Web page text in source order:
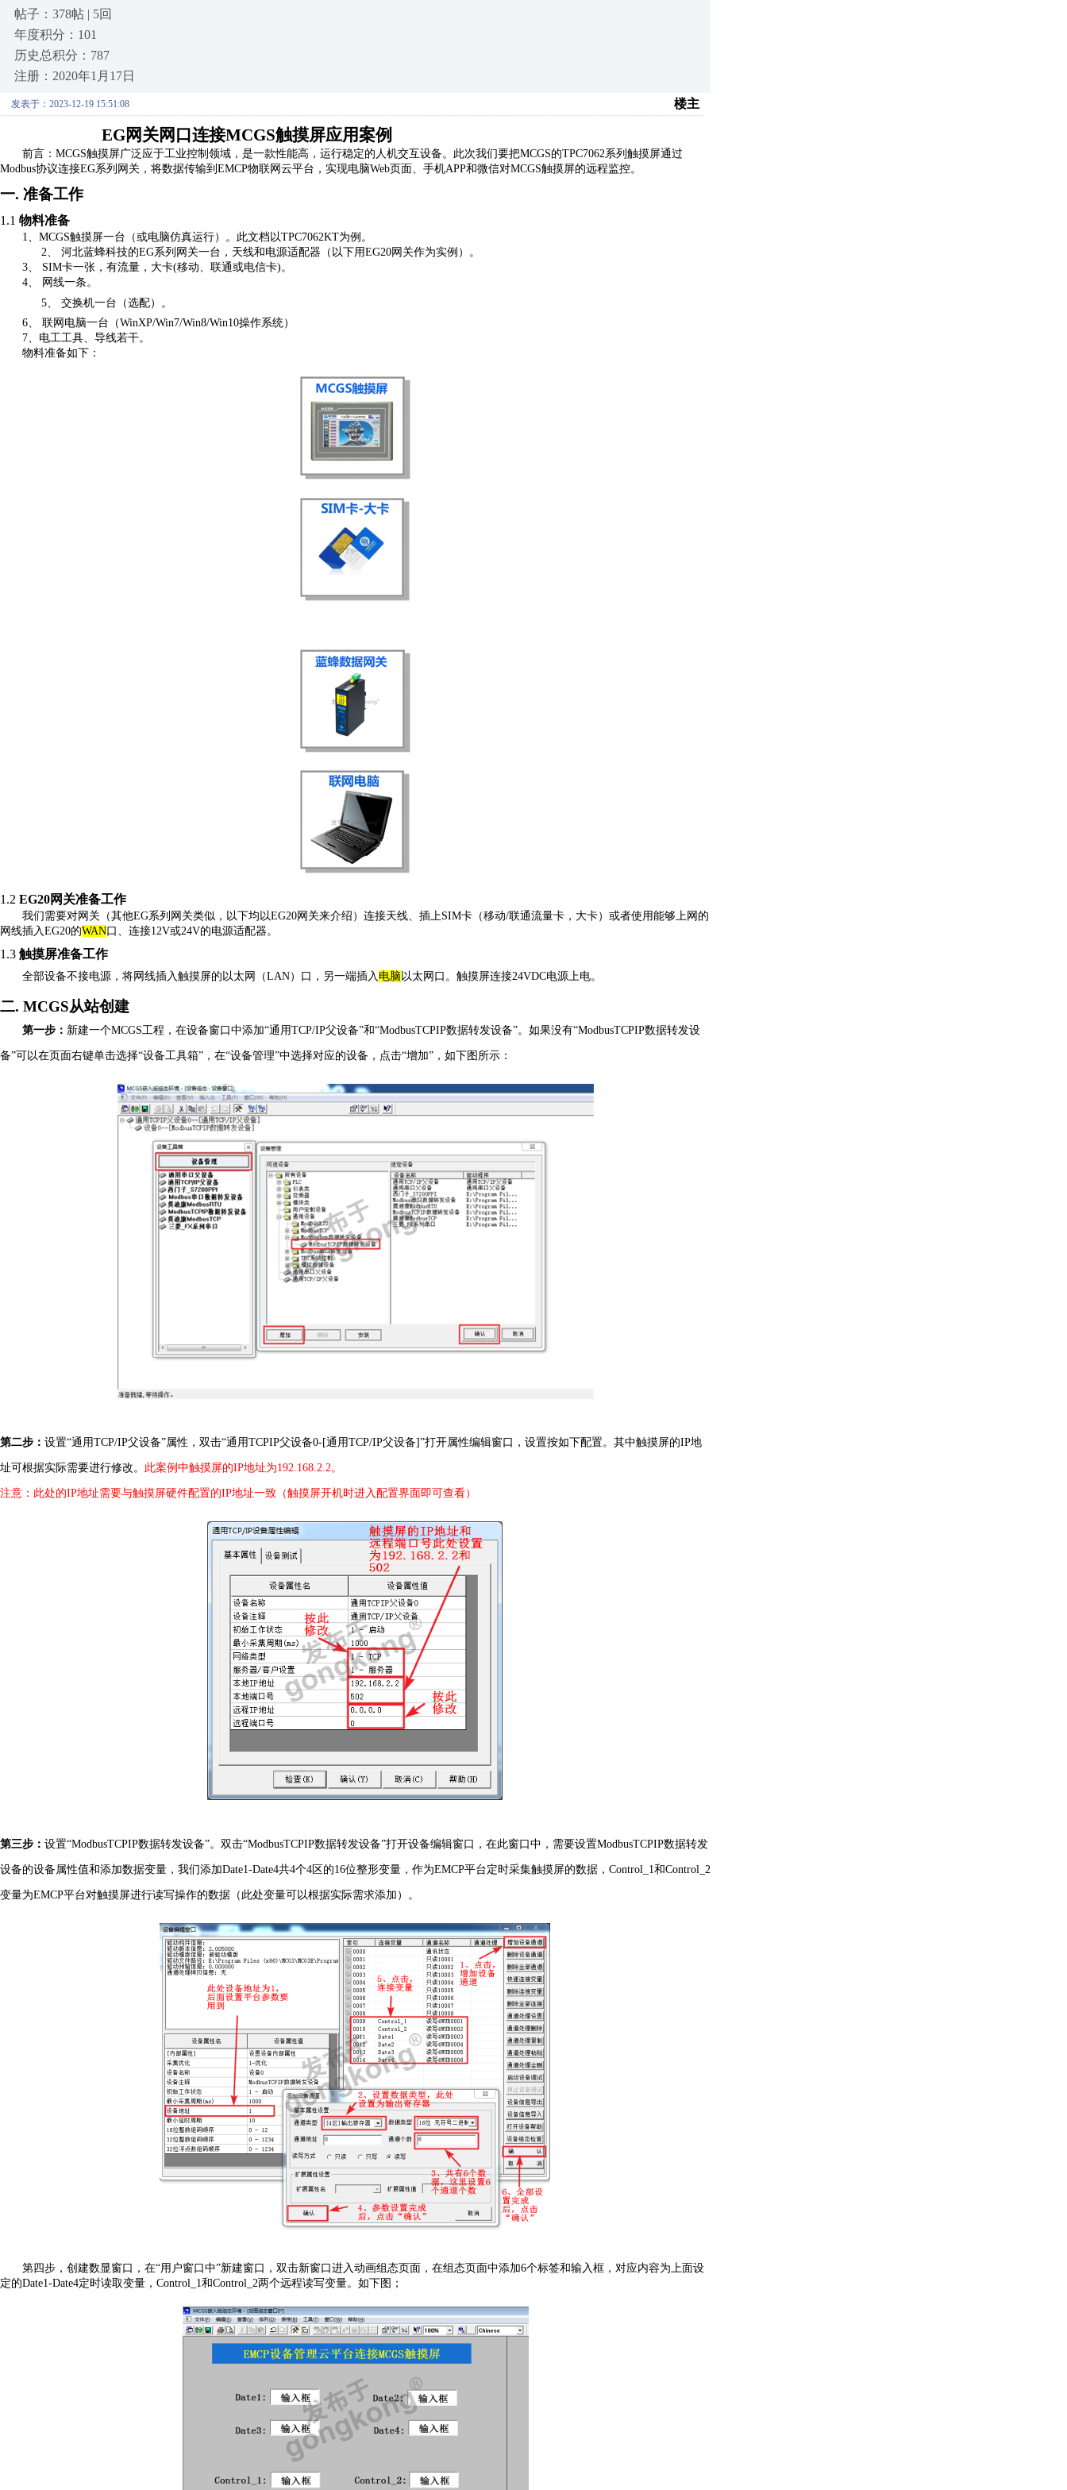
帖子：378帖 | 5回
年度积分：101
历史总积分：787
注册：2020年1月17日
发表于：2023-12-19 15:51:08 楼主
EG网关网口连接MCGS触摸屏应用案例
前言： MCGS触摸屏广泛应于工业控制领域，是一款性能高，运行稳定的人机交互设备。此次我们要把MCGS的TPC7062系列触摸屏通过
Modbus协议连接EG系列网关，将数据传输到 EMCP物联网云平台，实现电脑Web页面、手机APP和微信对MCGS触摸屏的远程监控。
一. 准备工作
1.1 物料准备
1、 MCGS触摸屏一台（或电脑仿真运行）。此文档以TPC7062KT为例。
2、 河北蓝蜂科技的EG系列网关一台，天线和电源适配器（以下用EG20网关作为实例 ）。
3、 SIM卡一张，有流量，大卡(移动、联通或电信卡)。
4、
网线一条。
5、 交换机一台（选配）。
6、 联网电脑一台（WinXP/Win7/Win8/Win10操作系统）
7、电工工具、导线若干。
物料准备如下：
1.2 EG20网关准备工作
我们需要对网关（其他EG系列网关类似，以下均以EG20网关来介绍 ）连接天线、插上SIM卡（移动/联通流量卡， 大卡）或者使用能够上网的
网线插入EG20的WAN口、连接12V或24V的电源适配器。
1.3 触摸屏准备工作
全部设备不接电源，将网线插入触摸屏的以太网（LAN）口，另一端插入 电脑以太网口。触摸屏连接24VDC电源上电。
二. MCGS从站创建
第一步： 新建一个MCGS工程，在设备窗口中添加“通用TCP/IP父设备”和“ModbusTCPIP数据转发设备”。如果没有“ModbusTCPIP数据转发设
备”可以在页面右键单击选择“设备工具箱”，在“设备管理”中选择对应的设备，点击“增加”，如下图所示：
第二步： 设置“通用TCP/IP父设备”属性，双击“通用TCPIP父设备0-[通用TCP/IP父设备]”打开属性编辑窗口，设置按如下配置。 其中触摸屏的IP地
址可根据实际需要进行修改。 此案例中触摸屏的IP地址为192.168.2.2。
注意：此处的IP地址需要与触摸屏硬件配置的IP地址一致（触摸屏开机时进入配置界面即可查看）
第三步： 设置“ModbusTCPIP数据转发设备”。双击“ModbusTCPIP数据转发设备”打开设备编辑窗口，在此窗口中，需要设置ModbusTCPIP数据转发
设备的设备属性值和添加数据变量，我们添加Date1-Date4共4个4区的16位整形变量，作为EMCP平台定时采集触摸屏的数据，Control_1和Control_2
变量为EMCP平台对触摸屏进行读写操作的数据（此处变量可以根据实际需求添加）。
第四步，创建数显窗口，在“用户窗口中”新建窗口，双击新窗口进入动画组态页面，在组态页面中添加6个标签和输入框，对应内容为上面设
定的Date1-Date4定时读取变量，Control_1和Control_2两个远程读写变量。如下图；